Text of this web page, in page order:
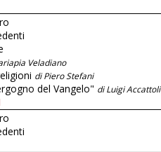
Veladiano
di Piero Stefani
del Vangelo" di Luigi Accattoli